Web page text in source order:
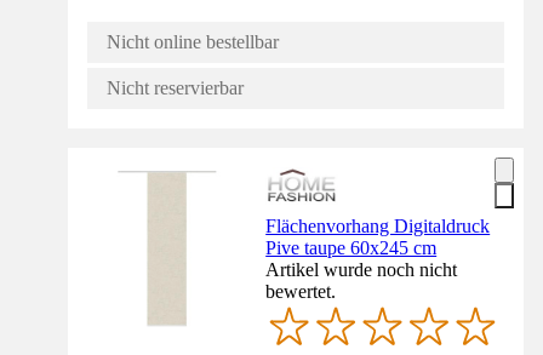
Nicht online bestellbar
Nicht reservierbar
Flächenvorhang Digitaldruck
Pive taupe 60x245 cm
Artikel wurde noch nicht
bewertet.